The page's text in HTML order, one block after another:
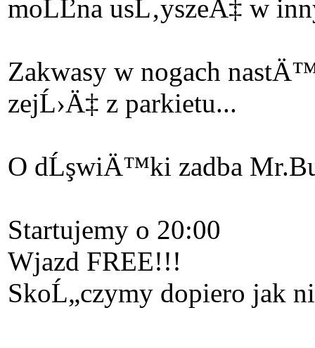
moĹĽna usĹ‚yszeÄ‡ w
Zakwasy w nogach
zejĹ›Ä‡ z parkietu...
O dĹşwiÄ™ki zadba
Startujemy o 20:00
Wjazd FREE!!!
SkoĹ„czymy dopiero jak